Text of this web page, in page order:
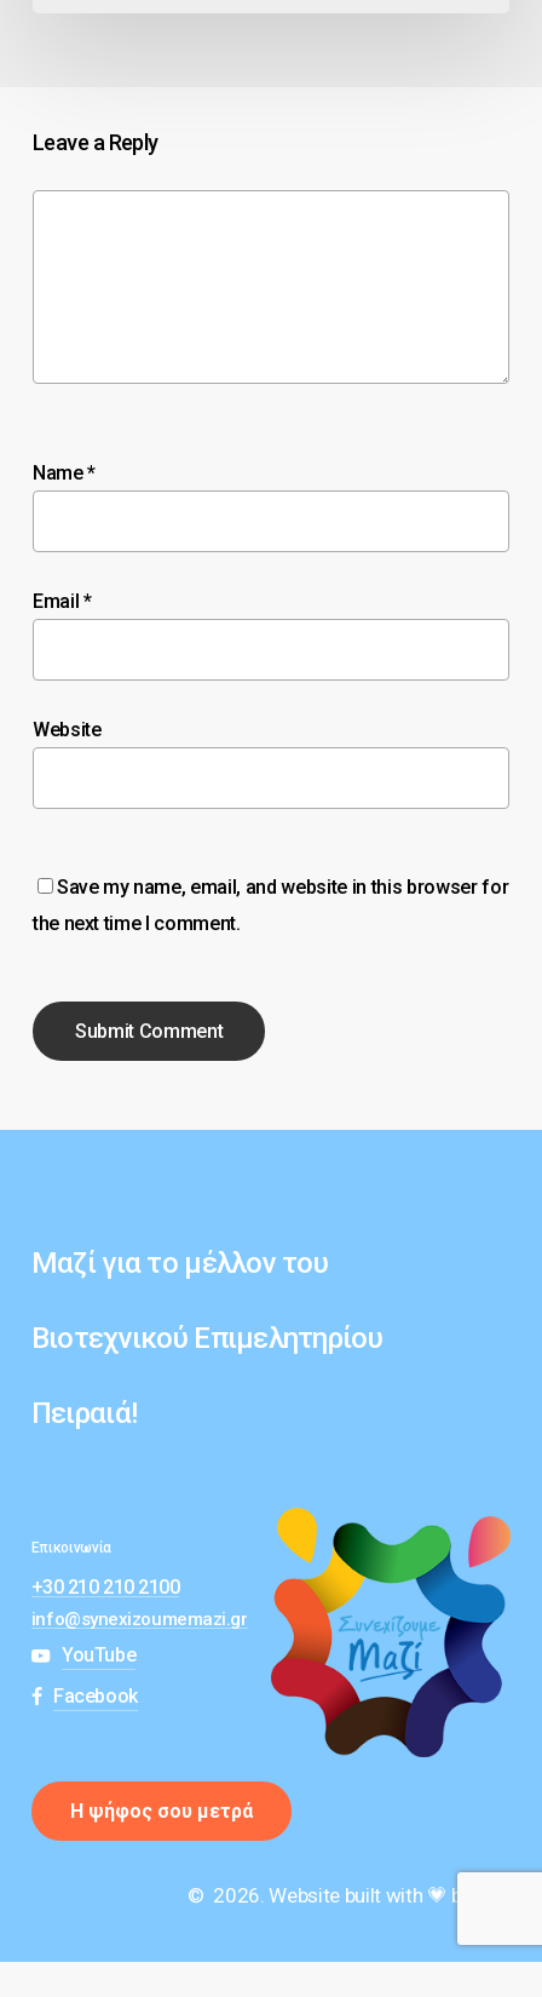
Leave a Reply
Name*
Email *
Website
Save my name, email, and website in this browser for
the next time I comment.
Μαζί για το μέλλον του
Βιοτεχνικού Επιμελητηρίου
Πειραιά!
Επικοινωνία
+30 210 210 2100
info@synexizoumemazi.gr
YouTube
Facebook
Η ψήφος σου μετρά
© 2026. Website built with 💗 by 777